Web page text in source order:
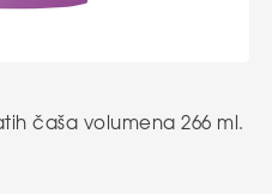
čaša volumena 266 ml.